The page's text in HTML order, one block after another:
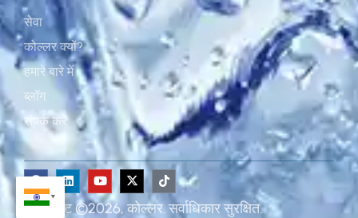
सेवा
कोल्लर क्यों?
हमारे बारे में
ब्लॉग
संपर्क करें
कॉपीराइट ©2026, कोल्लर. सर्वाधिकार सुरक्षित.